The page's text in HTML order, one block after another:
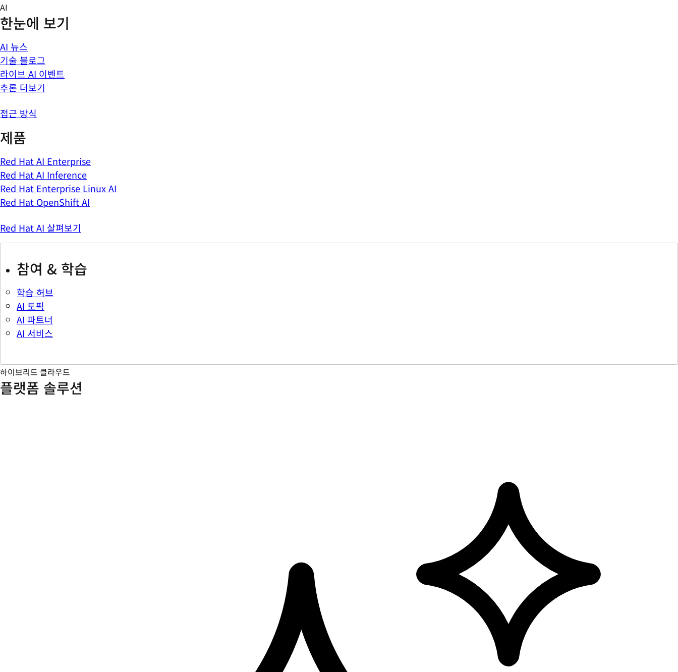
Skip
to
content
AI
한눈에 보기
AI 뉴스
기술 블로그
라이브 AI 이벤트
추론 더보기
접근 방식
제품
Red Hat AI Enterprise
Red Hat AI Inference
Red Hat Enterprise Linux AI
Red Hat OpenShift AI
Red Hat AI 살펴보기
참여 & 학습
학습 허브
AI 토픽
AI 파트너
AI 서비스
하이브리드 클라우드
플랫폼 솔루션